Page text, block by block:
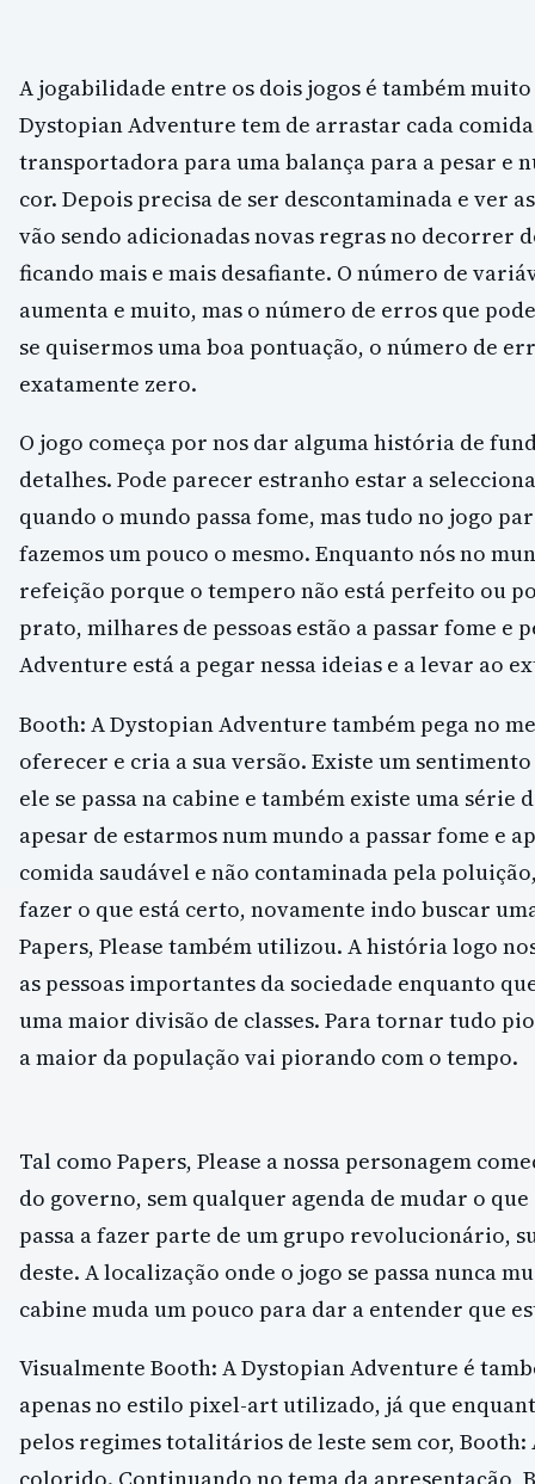
A jogabilidade entre os dois jogos é também
Dystopian Adventure tem de arrastar cada
transportadora para uma balança para a pesar e
cor. Depois precisa de ser descontaminada e ver
vão sendo adicionadas novas regras no decorrer
ficando mais e mais desafiante. O número de
aumenta e muito, mas o número de erros que
se quisermos uma boa pontuação, o número de
exatamente zero.
O jogo começa por nos dar alguma história de
detalhes. Pode parecer estranho estar a
quando o mundo passa fome, mas tudo no jogo
fazemos um pouco o mesmo. Enquanto nós no
refeição porque o tempero não está perfeito ou
prato, milhares de pessoas estão a passar fome e
Adventure está a pegar nessa ideias e a levar ao
Booth: A Dystopian Adventure também pega no
oferecer e cria a sua versão. Existe um
ele se passa na cabine e também existe uma
apesar de estarmos num mundo a passar fome e
comida saudável e não contaminada pela
fazer o que está certo, novamente indo buscar
Papers, Please também utilizou. A história logo
as pessoas importantes da sociedade enquanto
uma maior divisão de classes. Para tornar tudo
a maior da população vai piorando com o tempo.
Tal como Papers, Please a nossa personagem
do governo, sem qualquer agenda de mudar o
passa a fazer parte de um grupo revolucionário,
deste. A localização onde o jogo se passa nunca
cabine muda um pouco para dar a entender que
Visualmente Booth: A Dystopian Adventure é
apenas no estilo pixel-art utilizado, já que
pelos regimes totalitários de leste sem cor,